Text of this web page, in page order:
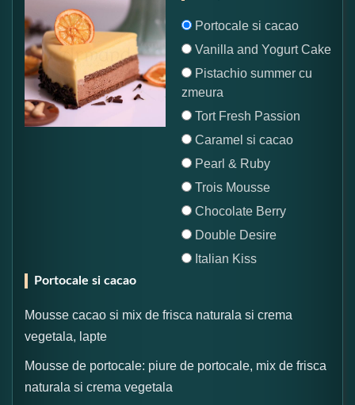
Portocale si cacao
Vanilla and Yogurt Cake
Pistachio summer cu
zmeura
Tort Fresh Passion
Caramel si cacao
Pearl & Ruby
Trois Mousse
Chocolate Berry
Double Desire
Italian Kiss
Portocale si cacao
Mousse cacao si mix de frisca naturala si crema
vegetala, lapte
Mousse de portocale: piure de portocale, mix de frisca
naturala si crema vegetala